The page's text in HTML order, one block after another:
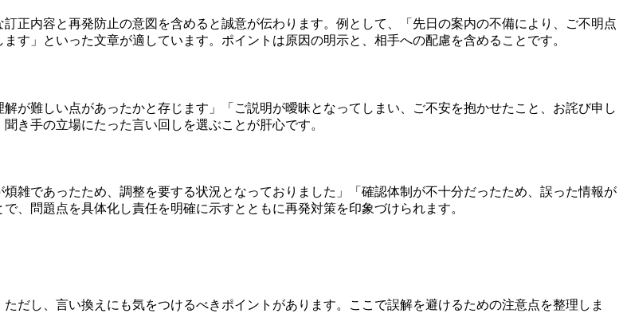
正内容と再発防止の意図を含めると誠意が伝わります。例として、「先日の案内の不備により、ご不明点
す」といった文章が適しています。ポイントは原因の明示と、相手への配慮を含めることです。
が難しい点があったかと存じます」「ご説明が曖昧となってしまい、ご不安を抱かせたこと、お詫び申し
き手の立場にたった言い回しを選ぶことが肝心です。
雑であったため、調整を要する状況となっておりました」「確認体制が不十分だったため、誤った情報が
、問題点を具体化し責任を明確に示すとともに再発対策を印象づけられます。
だし、言い換えにも気をつけるべきポイントがあります。ここで誤解を避けるための注意点を整理しま